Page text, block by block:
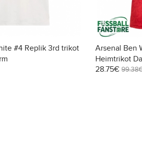
#4 Replik 3rd trikot
Arsenal Ben
Heimtrikot
28.75€